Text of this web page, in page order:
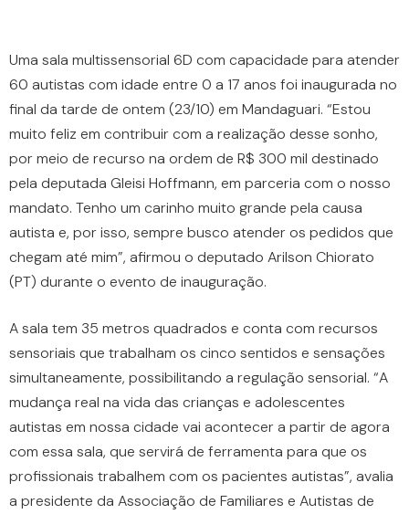
Uma sala multissensorial 6D com capacidade para atender
60 autistas com idade entre 0 a 17 anos foi inaugurada no
final da tarde de ontem (23/10) em Mandaguari. “Estou
muito feliz em contribuir com a realização desse sonho,
por meio de recurso na ordem de R$ 300 mil destinado
pela deputada Gleisi Hoffmann, em parceria com o nosso
mandato. Tenho um carinho muito grande pela causa
autista e, por isso, sempre busco atender os pedidos que
chegam até mim”, afirmou o deputado Arilson Chiorato
(PT) durante o evento de inauguração.
A sala tem 35 metros quadrados e conta com recursos
sensoriais que trabalham os cinco sentidos e sensações
simultaneamente, possibilitando a regulação sensorial. “A
mudança real na vida das crianças e adolescentes
autistas em nossa cidade vai acontecer a partir de agora
com essa sala, que servirá de ferramenta para que os
profissionais trabalhem com os pacientes autistas”, avalia
a presidente da Associação de Familiares e Autistas de